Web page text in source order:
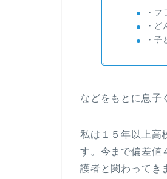
・
・
・子
などをもとに息子
私は１５年以上高
す。今まで偏差値
護者と関わってき